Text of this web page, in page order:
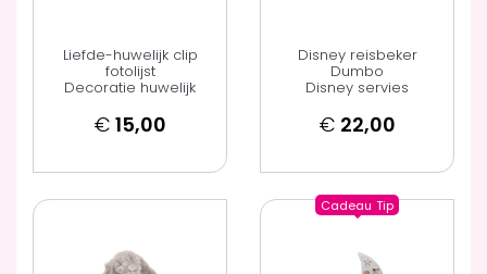
Liefde-huwelijk clip
fotolijst
Decoratie huwelijk
€ 15,00
Disney reisbeker
Dumbo
Disney servies
€ 22,00
Cadeau Tip